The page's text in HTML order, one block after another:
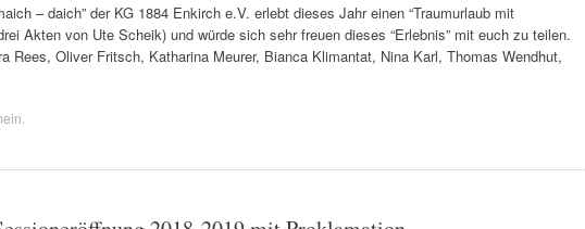
– daich” der KG 1884 Enkirch e.V. erlebt dieses Jahr einen “Traumurlaub mit
Akten von Ute Scheik) und würde sich sehr freuen dieses “Erlebnis” mit euch zu teilen.
Rees, Oliver Fritsch, Katharina Meurer, Bianca Klimantat, Nina Karl, Thomas Wendhut,